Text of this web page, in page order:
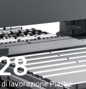
lavorazione Piastre